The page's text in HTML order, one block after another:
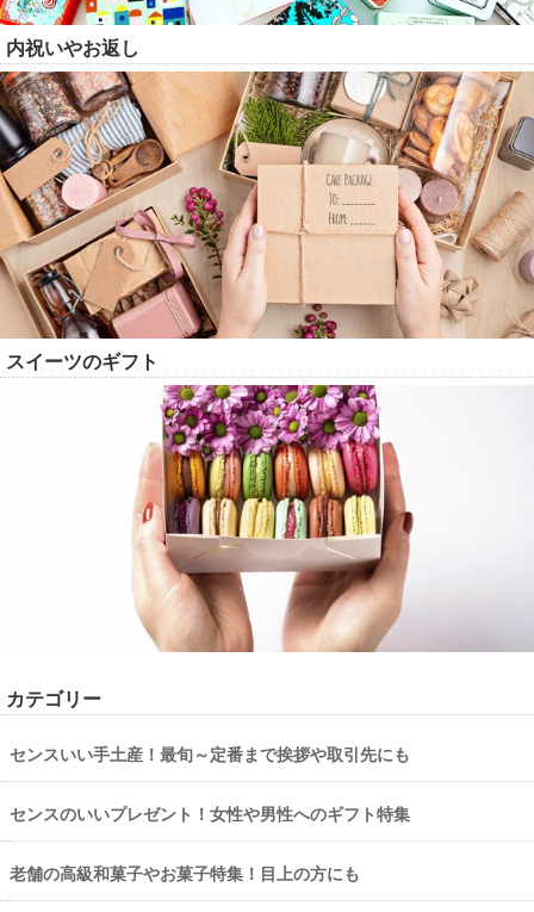
内祝いやお返し
スイーツのギフト
カテゴリー
センスいい手土産！最旬～定番まで挨拶や取引先にも
センスのいいプレゼント！女性や男性へのギフト特集
老舗の高級和菓子やお菓子特集！目上の方にも